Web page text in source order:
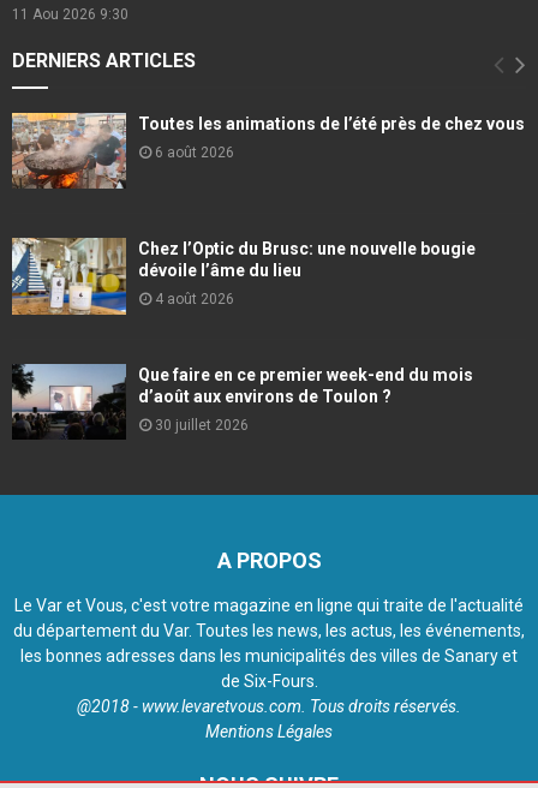
11 Aou 2026 9:30
DERNIERS ARTICLES
Toutes les animations de l’été près de chez vous
6 août 2026
Chez l’Optic du Brusc: une nouvelle bougie
dévoile l’âme du lieu
4 août 2026
Que faire en ce premier week-end du mois
d’août aux environs de Toulon ?
30 juillet 2026
A PROPOS
Le Var et Vous, c'est votre magazine en ligne qui traite de l'actualité
du département du Var. Toutes les news, les actus, les événements,
les bonnes adresses dans les municipalités des villes de Sanary et
de Six-Fours.
@2018 - www.levaretvous.com. Tous droits réservés.
Mentions Légales